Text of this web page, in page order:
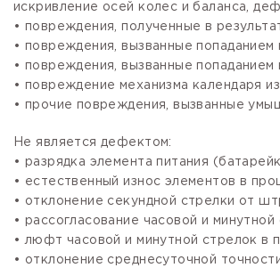
искривление осей колес и баланса,
• повреждения, полученные в
• повреждения, вызванные
• повреждения, вызванные
• повреждение механизма календаря
• прочие повреждения, вызванные
Не является дефектом:
• разрядка элемента питания
• естественный износ элементов в
• отклонение секундной стрелки от
• рассогласование часовой и
• люфт часовой и минутной стрелок в
• отклонение среднесуточной